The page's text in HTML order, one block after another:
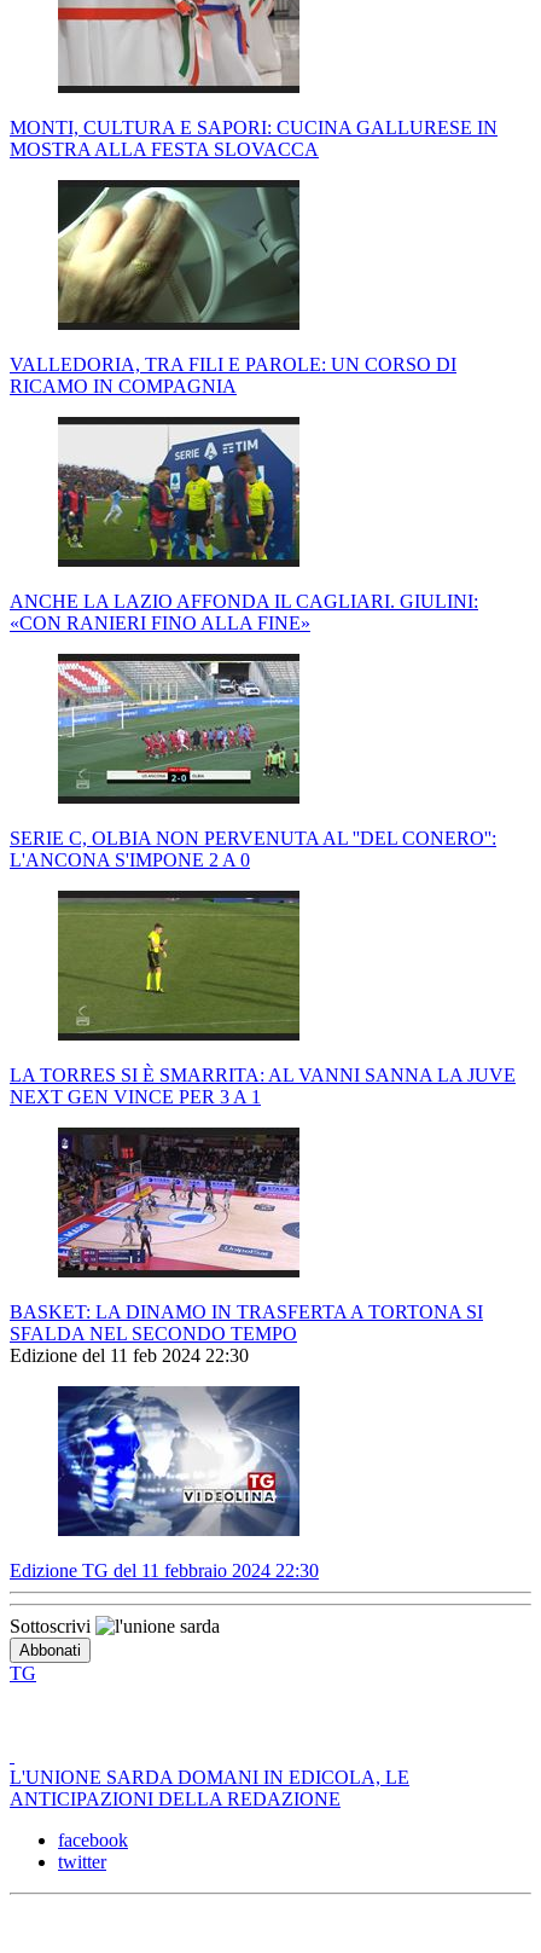
MONTI, CULTURA E SAPORI: CUCINA GALLURESE IN
MOSTRA ALLA FESTA SLOVACCA
VALLEDORIA, TRA FILI E PAROLE: UN CORSO DI
RICAMO IN COMPAGNIA
ANCHE LA LAZIO AFFONDA IL CAGLIARI. GIULINI:
«CON RANIERI FINO ALLA FINE»
SERIE C, OLBIA NON PERVENUTA AL ''DEL CONERO'':
L'ANCONA S'IMPONE 2 A 0
LA TORRES SI È SMARRITA: AL VANNI SANNA LA JUVE
NEXT GEN VINCE PER 3 A 1
BASKET: LA DINAMO IN TRASFERTA A TORTONA SI
SFALDA NEL SECONDO TEMPO
Edizione del 11 feb 2024 22:30
Edizione TG del 11 febbraio 2024 22:30
Sottoscrivi
TG
L'UNIONE SARDA DOMANI IN EDICOLA, LE
ANTICIPAZIONI DELLA REDAZIONE
facebook
twitter